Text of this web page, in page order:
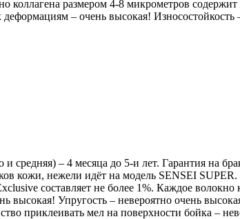
коллагена размером 4-8 микрометров
– очень высокая!
средняя) – 4 месяца до 5-и лет. Гарантия на
кожи, нежели идёт на модель SENSEI
составляет не более 1%. Каждое волокно
высокая! Упругость – невероятно очень
приклеивать мел на поверхности бойка –